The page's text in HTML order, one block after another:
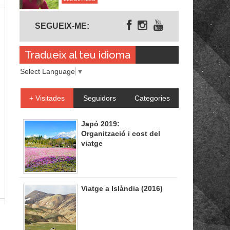
SEGUEIX-ME:
Tradueix al teu idioma
Select Language ▼
+ Visitades Seguidors Categories
Japó 2019:
Organització i cost del
viatge
Viatge a Islàndia (2016)